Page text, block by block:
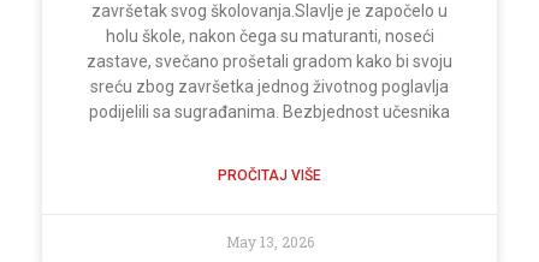
završetak svog školovanja.Slavlje je započelo u
holu škole, nakon čega su maturanti, noseći
zastave, svečano prošetali gradom kako bi svoju
sreću zbog završetka jednog životnog poglavlja
podijelili sa sugrađanima. Bezbjednost učesnika
PROČITAJ VIŠE
May 13, 2026